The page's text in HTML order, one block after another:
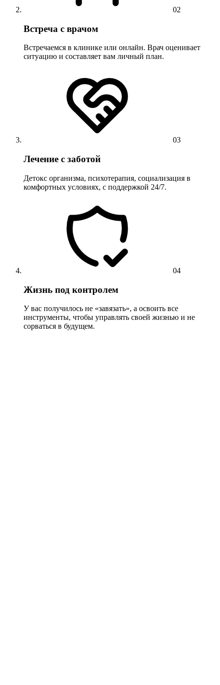
02
Встреча с врачом
Встречаемся в клинике или онлайн. Врач оценивает
ситуацию и составляет вам личный план.
03
Лечение с заботой
Детокс организма, психотерапия, социализация в
комфортных условиях, с поддержкой 24/7.
04
Жизнь под контролем
У вас получилось не «завязать», а освоить все
инструменты, чтобы управлять своей жизнью и не
сорваться в будущем.